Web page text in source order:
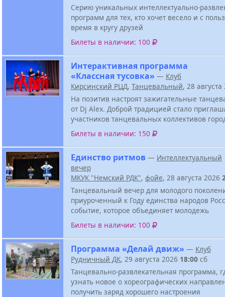
Серию уникальных интеллектуально-
программ для тех, кто хочет весело и с
время в кругу друзей
Билеты в наличии: 100
Интерактивная программа
«Классная тусовка» — Клуб
Кирсинский РЦД, Танцевальный, 28
На позитив настроят зажигательные
от Dj Alex. Доброй традицией стало
участников танцевальных коллективов
Билеты в наличии: 150
Единство ритмов — Интеллектуальный
вечер
МКУК "Немский РДК", фойе, 28 августа 2026
Танцевальный вечер для молодого
приуроченный к Году единства народов
событие, которое объединяет молодежь
Билеты в наличии: 100
Программа «Делай движ» — Клуб
Рудничный ДК, 29 августа 2026 18:00 сб
Танцевально-развлекательная программа,
узнать новое о хореографических
получить заряд хорошего настроения